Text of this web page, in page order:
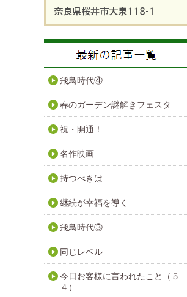
飛鳥時代④
春のガーデン謎解きフェスタ
祝・開通！
名作映画
持つべきは
継続が幸福を導く
飛鳥時代③
同じレベル
今日お客様に言われたこと（５
４）